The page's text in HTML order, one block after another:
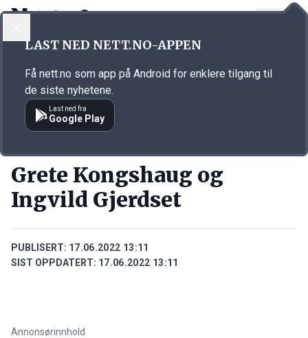
Annonsørinnhold
Grete Kongshaug og
Ingvild Gjerdset
PUBLISERT: 17.06.2022 13:11
SIST OPPDATERT: 17.06.2022 13:11
Annonsørinnhold
LAST NED NETT.NO-APPEN
Få nett.no som app på Android for enklere tilgang til
de siste nyhetene.
Last ned fra
Google Play